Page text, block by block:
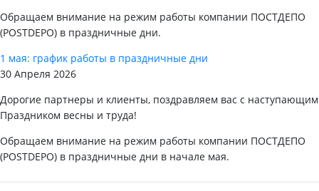
Обращаем внимание на режим работы компании ПОСТДЕПО
(POSTDEPO) в праздничные дни.
1 мая: график работы в праздничные дни
30 Апреля 2026
Дорогие партнеры и клиенты, поздравляем вас с наступающим
Праздником весны и труда!
Обращаем внимание на режим работы компании ПОСТДЕПО
(POSTDEPO) в праздничные дни в начале мая.